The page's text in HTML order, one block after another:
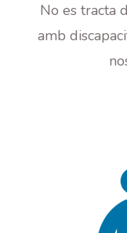
No es tracta
amb